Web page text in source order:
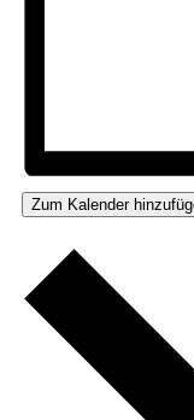
Zum Kalender